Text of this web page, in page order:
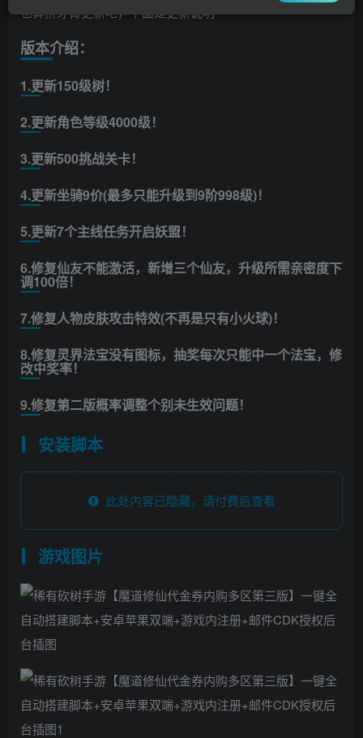
也算挤牙膏更新吧，下面是更新说明
版本介绍：
1.更新150级树！
2.更新角色等级4000级！
3.更新500挑战关卡！
4.更新坐骑9价(最多只能升级到9阶998级)！
5.更新7个主线任务开启妖盟！
6.修复仙友不能激活，新增三个仙友，升级所需亲密度下
调100倍！
7.修复人物皮肤攻击特效(不再是只有小火球)！
8.修复灵界法宝没有图标，抽奖每次只能中一个法宝，修
改中奖率！
9.修复第二版概率调整个别未生效问题！
安装脚本
此处内容已隐藏，请付费后查看
游戏图片